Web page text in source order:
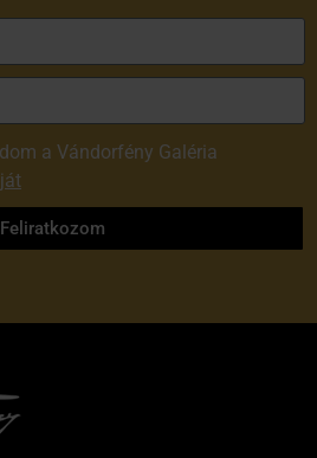
a Vándorfény Galéria
Feliratkozom